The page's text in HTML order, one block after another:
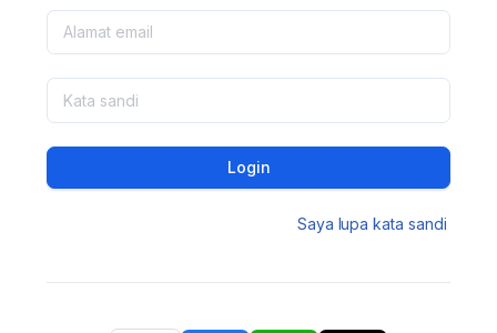
Login
Saya lupa kata sandi